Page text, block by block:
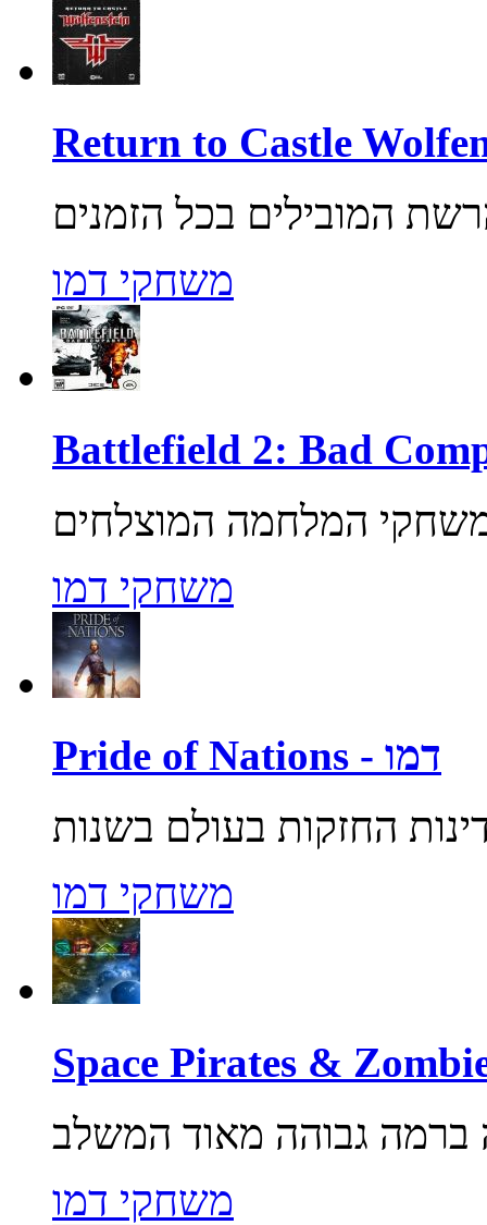
משחקי דמו
משחקי דמו
Pride of Nations - דמו
משחקי דמו
משחקי דמו